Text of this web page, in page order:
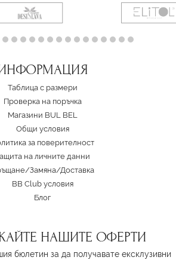
Таблица с размери
Проверка на поръчка
Магазини BUL BEL
Oбщи условия
за поверителност
на личните данни
Замяна/Доставка
BB Club условия
Блог
НАШИТЕ ОФЕРТИ
бюлетин за да получавате ексклузивни